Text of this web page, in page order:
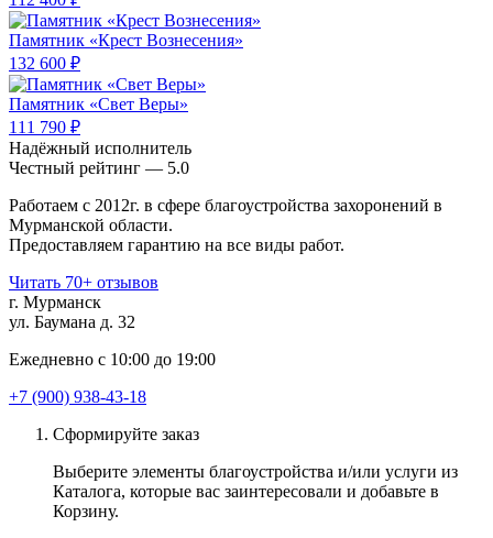
Памятник «Крест Вознесения»
132 600 ₽
Памятник «Свет Веры»
111 790 ₽
Надёжный исполнитель
Чеcтный рейтинг — 5.0
Работаем с 2012г. в сфере благоустройства захоронений в
Мурманской области.
Предоставляем гарантию на все виды работ.
Читать 70+ отзывов
г. Мурманск
ул. Баумана д. 32
Ежедневно с 10:00 до 19:00
+7 (900) 938-43-18
Сформируйте заказ
Выберите элементы благоустройства и/или услуги из
Каталога, которые вас заинтересовали и добавьте в
Корзину.